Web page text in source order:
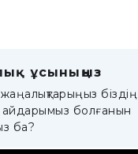
ұсыныңыз
жаңалықтарыңыз біздің
айдарымыз болғанын
ба?